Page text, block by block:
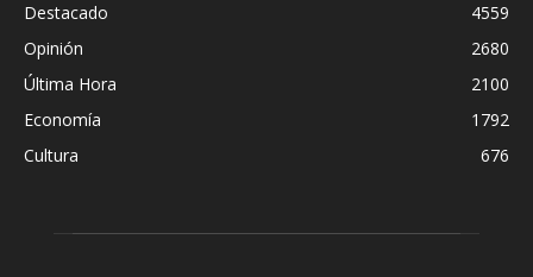
Destacado
4559
Opinión
2680
Última Hora
2100
Economía
1792
Cultura
676